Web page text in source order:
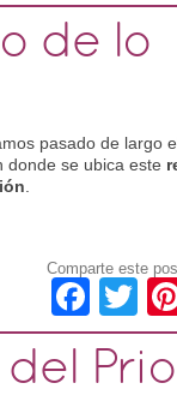
de lo
pasado de largo
donde se ubica este
Comparte este